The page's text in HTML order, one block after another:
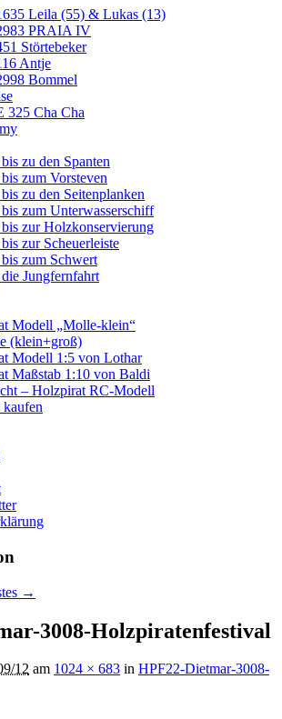
Leila (55) & Lukas (13)
PRAIA IV
Störtebeker
Antje
Bommel
325 Cha Cha
zu den Spanten
zum Vorsteven
zu den Seitenplanken
zum Unterwasserschiff
zur Holzkonservierung
zur Scheuerleiste
zum Schwert
Jungfernfahrt
Modell „Molle-klein“
(klein+groß)
Modell 1:5 von Lothar
Maßstab 1:10 von Baldi
– Holzpirat RC-Modell
kaufen
→
3008-Holzpiratenfestival
12 am 1024 × 683 in HPF22-Dietmar-3008-